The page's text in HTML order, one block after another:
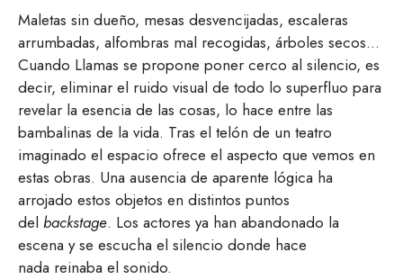
Maletas sin dueño, mesas desvencijadas, escaleras
arrumbadas, alfombras mal recogidas, árboles secos…
Cuando Llamas se propone poner cerco al silencio, es
decir, eliminar el ruido visual de todo lo superfluo para
revelar la esencia de las cosas, lo hace entre las
bambalinas de la vida. Tras el telón de un teatro
imaginado el espacio ofrece el aspecto que vemos en
estas obras. Una ausencia de aparente lógica ha
arrojado estos objetos en distintos puntos
del backstage. Los actores ya han abandonado la
escena y se escucha el silencio donde hace
nada reinaba el sonido.